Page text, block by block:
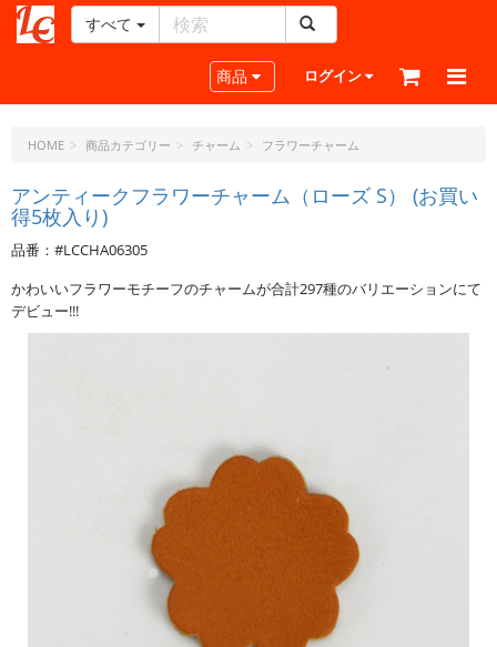
ー
ラ
ト・
ド
ッ
ト・
ジ
ェ
ー
すべて
Toggle navigation
商品 ログイン
HOME 商品カテゴリー チャーム フラワーチャーム
アンティークフラワーチャーム（ローズ S） (お買い
得5枚入り)
品番：#LCCHA06305
かわいいフラワーモチーフのチャームが合計297種のバリエーションにて
デビュー!!!